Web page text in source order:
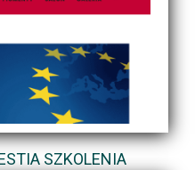
SZKOLENIA